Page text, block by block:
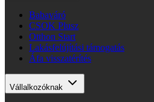
Babaváró
CSOK Plusz
Otthon Start
Lakásfelújítási támogatás
Áfa visszatérítés
Vállalkozóknak